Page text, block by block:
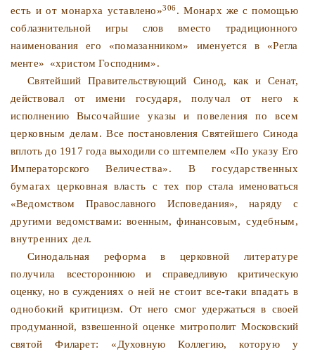
есть и от монарха уставлено»306. Монархже с помощью
соблазнительной игры слов вместо традицион­ного
наименования его «помазанником» именуется в «Регла­
менте»
«христом Господним».
Святейший Правительствующий Синод, как и Сенат,
дей­ствовал от имени государя, получал от него к
исполнению Высочайшие указы и повеления по всем
церковным делам.Все постановления Святейшего Синода
вплоть до 1917 года выходили со штемпелем «По указу Его
Императорского Ве­личества». В государственных
бумагах церковная власть с тех пор стала именоваться
«Ведомством Православного Испо­ведания», наряду с
другими ведомствами: военным, финансо­вым, судебным,
внутренних дел.
Синодальная реформа в церковной литературе
получила всестороннюю и справедливую критическую
оценку, но в суж­дениях о ней не стоит все-таки впадать в
однобокий крити­цизм. От него смог удержаться в своей
продуманной, взвешен­ной оценке митрополит Московский
святой Филарет: «Духов­ную Коллегию, которую у